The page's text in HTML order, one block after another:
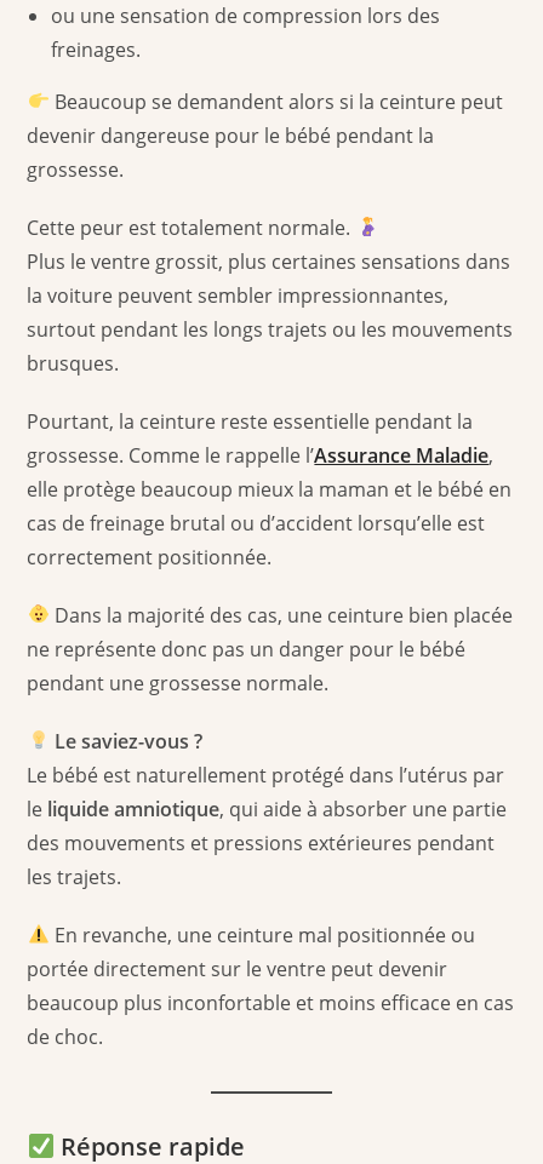
ou une sensation de compression lors des
freinages.
Beaucoup se demandent alors si la ceinture peut
devenir dangereuse pour le bébé pendant la
grossesse.
Cette peur est totalement normale.
Plus le ventre grossit, plus certaines sensations dans
la voiture peuvent sembler impressionnantes,
surtout pendant les longs trajets ou les mouvements
brusques.
Pourtant, la ceinture reste essentielle pendant la
grossesse. Comme le rappelle l’Assurance Maladie,
elle protège beaucoup mieux la maman et le bébé en
cas de freinage brutal ou d’accident lorsqu’elle est
correctement positionnée.
Dans la majorité des cas, une ceinture bien placée
ne représente donc pas un danger pour le bébé
pendant une grossesse normale.
Le saviez-vous ?
Le bébé est naturellement protégé dans l’utérus par
le liquide amniotique, qui aide à absorber une partie
des mouvements et pressions extérieures pendant
les trajets.
En revanche, une ceinture mal positionnée ou
portée directement sur le ventre peut devenir
beaucoup plus inconfortable et moins efficace en cas
de choc.
Réponse rapide